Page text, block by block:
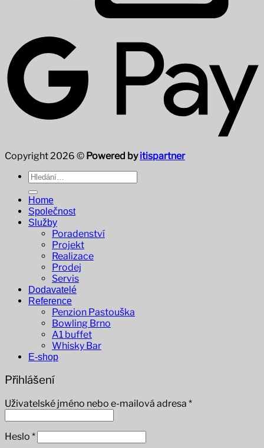
Copyright 2026 © Powered byitispartner
Hledat:
Home
Společnost
Služby
Poradenství
Projekt
Realizace
Prodej
Servis
Dodavatelé
Reference
Penzion Pastouška
Bowling Brno
A1 buffet
Whisky Bar
E-shop
Přihlášení
Uživatelské jméno nebo e-mailová adresa *Povinné
Heslo *Povinné